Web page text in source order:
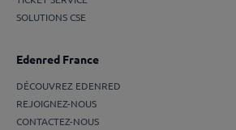
SOLUTIONS CSE
Edenred France
DÉCOUVREZ EDENRED
REJOIGNEZ-NOUS
CONTACTEZ-NOUS